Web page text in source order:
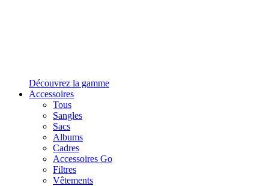
Découvrez la gamme
Accessoires
Tous
Sangles
Sacs
Albums
Cadres
Accessoires Go
Filtres
Vêtements